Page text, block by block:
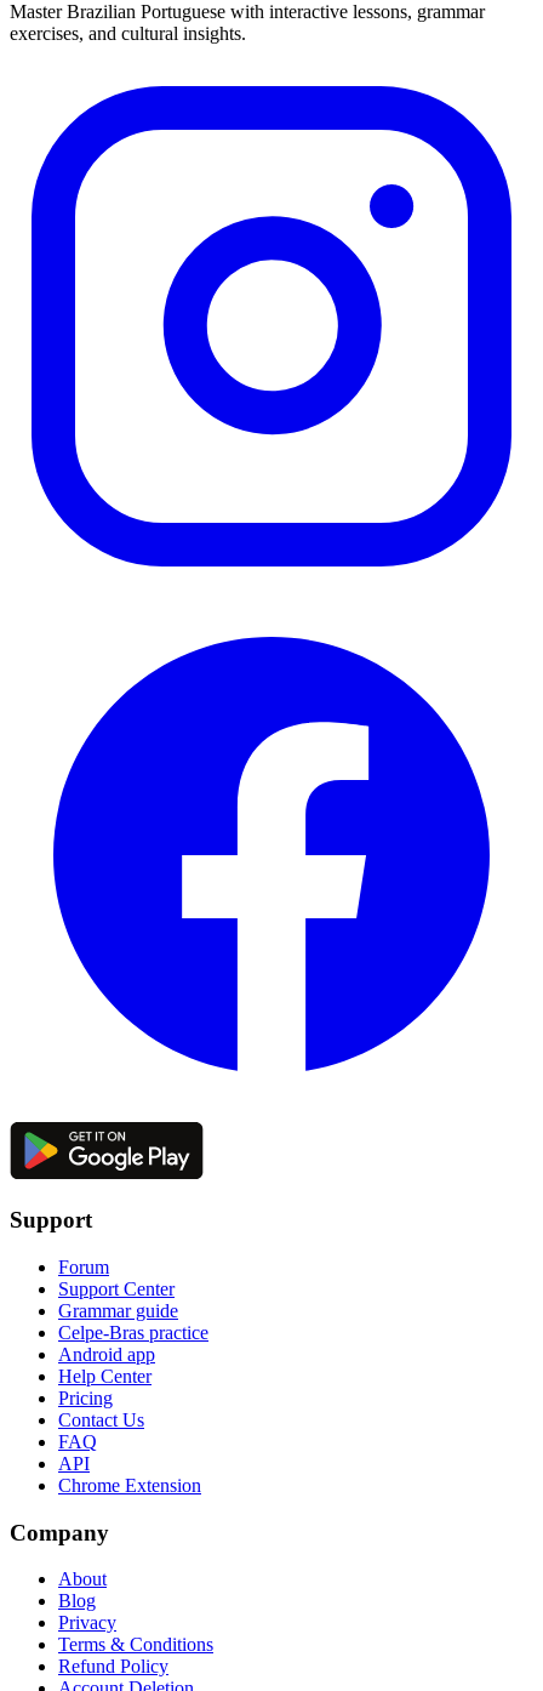
Master Brazilian Portuguese with interactive lessons, grammar
exercises, and cultural insights.
Support
Forum
Support Center
Grammar guide
Celpe-Bras practice
Android app
Help Center
Pricing
Contact Us
FAQ
API
Chrome Extension
Company
About
Blog
Privacy
Terms & Conditions
Refund Policy